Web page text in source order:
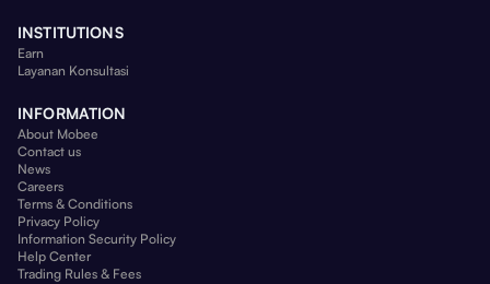
INSTITUTIONS
Earn
Layanan Konsultasi
INFORMATION
About Mobee
Contact us
News
Careers
Terms & Conditions
Privacy Policy
Information Security Policy
Help Center
Trading Rules & Fees